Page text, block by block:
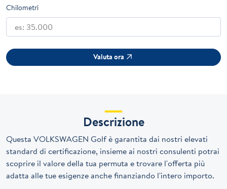
Chilometri
Valuta ora
Descrizione
Questa VOLKSWAGEN Golf è garantita dai nostri elevati
standard di certificazione, insieme ai nostri consulenti potrai
scoprire il valore della tua permuta e trovare l'offerta più
adatta alle tue esigenze anche finanziando l'intero importo.